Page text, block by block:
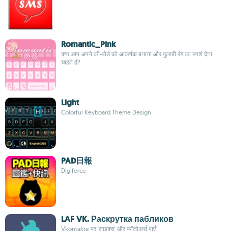
Romantic_Pink
क्या आप अपने की-बोर्ड को आकर्षक बनाना और गुलाबी रंग का स्पर्श देना
चाहते हैं?
Light
Colorful Keyboard Theme Design
PAD日報
Digiforce
LAF VK. Раскрутка пабликов
Vkontakte पर 'लाइक्स' और फॉलोअर्स पाएँ